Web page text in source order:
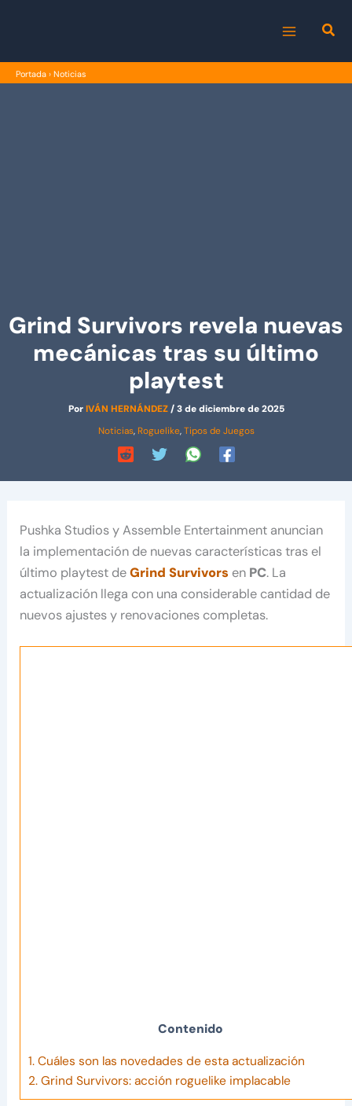
MENU
Portada › Noticias
Grind Survivors revela nuevas
mecánicas tras su último
playtest
PorIVÁN HERNÁNDEZ/3 de diciembre de 2025
Noticias, Roguelike,Tipos de Juegos
Pushka Studios y Assemble Entertainment anuncian
la implementación de nuevas características tras el
último playtest deGrind Survivors en PC. La
actualización llega con una considerable cantidad de
nuevos ajustes y renovaciones completas.
Contenido
1. Cuáles son las novedades de esta actualización
2. Grind Survivors: acción roguelike implacable